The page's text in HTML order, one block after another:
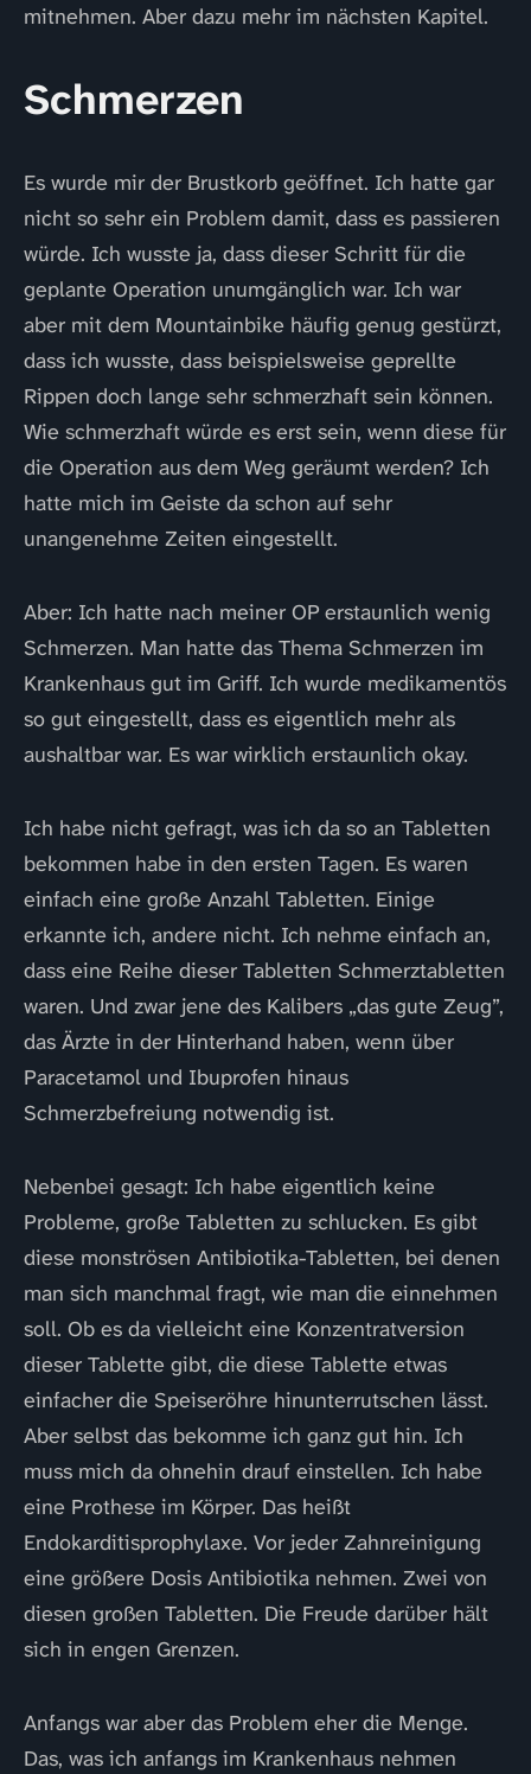
mitnehmen. Aber dazu mehr im nächsten Kapitel.
Schmerzen
Es wurde mir der Brustkorb geöffnet. Ich hatte gar
nicht so sehr ein Problem damit, dass es passieren
würde. Ich wusste ja, dass dieser Schritt für die
geplante Operation unumgänglich war. Ich war
aber mit dem Mountainbike häufig genug gestürzt,
dass ich wusste, dass beispielsweise geprellte
Rippen doch lange sehr schmerzhaft sein können.
Wie schmerzhaft würde es erst sein, wenn diese für
die Operation aus dem Weg geräumt werden? Ich
hatte mich im Geiste da schon auf sehr
unangenehme Zeiten eingestellt.
Aber: Ich hatte nach meiner OP erstaunlich wenig
Schmerzen. Man hatte das Thema Schmerzen im
Krankenhaus gut im Griff. Ich wurde medikamentös
so gut eingestellt, dass es eigentlich mehr als
aushaltbar war. Es war wirklich erstaunlich okay.
Ich habe nicht gefragt, was ich da so an Tabletten
bekommen habe in den ersten Tagen. Es waren
einfach eine große Anzahl Tabletten. Einige
erkannte ich, andere nicht. Ich nehme einfach an,
dass eine Reihe dieser Tabletten Schmerztabletten
waren. Und zwar jene des Kalibers „das gute Zeug”,
das Ärzte in der Hinterhand haben, wenn über
Paracetamol und Ibuprofen hinaus
Schmerzbefreiung notwendig ist.
Nebenbei gesagt: Ich habe eigentlich keine
Probleme, große Tabletten zu schlucken. Es gibt
diese monströsen Antibiotika-Tabletten, bei denen
man sich manchmal fragt, wie man die einnehmen
soll. Ob es da vielleicht eine Konzentratversion
dieser Tablette gibt, die diese Tablette etwas
einfacher die Speiseröhre hinunterrutschen lässt.
Aber selbst das bekomme ich ganz gut hin. Ich
muss mich da ohnehin drauf einstellen. Ich habe
eine Prothese im Körper. Das heißt
Endokarditisprophylaxe. Vor jeder Zahnreinigung
eine größere Dosis Antibiotika nehmen. Zwei von
diesen großen Tabletten. Die Freude darüber hält
sich in engen Grenzen.
Anfangs war aber das Problem eher die Menge.
Das, was ich anfangs im Krankenhaus nehmen